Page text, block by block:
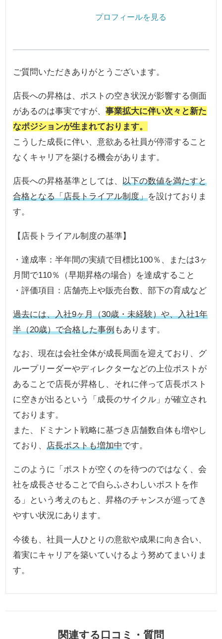
プロフィールを見る
ご質問いただきありがとうございます。
店長への昇格は、ポストの空き状況が影響する側面
があるのは事実ですが、事業拡大に伴い次々と新た
なポジションが生まれております。
こうした成長に伴い、意欲ある社員が停滞すること
なくキャリアを築ける機会があります。
店長への昇格基準としては、以下の数値を満たすと
合格となる「店長トライアル制度」を設けておりま
す。
【店長トライアル制度の基準】
・達成率：半年間の実績で目標比100％、または3ヶ
月間で110％（早期昇格の場合）を達成すること
・評価項目：店舗売上や販売台数、部下の育成など
過去には、入社9ヶ月（30歳・未経験）や、入社1年
半（20歳）で合格した事例もあります。
なお、現在は会社全体が成長局面を迎えており、グ
ループリーダーやディレクターなどの上位ポストが
あることで店長が昇格し、それに伴って店長ポスト
に空きが出るという「成長のサイクル」が確立され
ております。
また、ドミナント戦略に基づき店舗数自体も増やし
ており、店長ポストも増加中です。
このように「ポストが空くのを待つのではなく、会
社を成長させることで自らふさわしいポストを作
る」という考えのもと、昇格のチャンスが巡ってき
やすい状況にあります。
今後も、社員一人ひとりの意欲や成果に向き合い、
着実にキャリアを築いていけるよう努めてまいりま
す。
関連する口コミ・質問